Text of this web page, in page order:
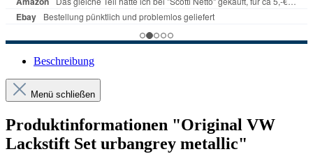
Beschreibung
Menü schließen
Produktinformationen "Original VW
Lackstift Set urbangrey metallic"